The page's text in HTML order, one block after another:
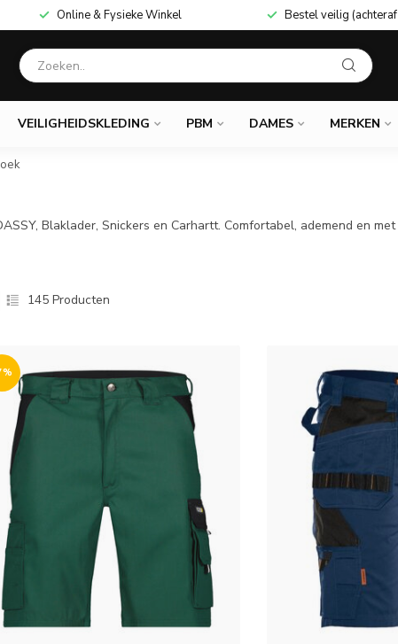
Online & Fysieke Winkel Bestel veilig
VEILIGHEIDSKLEDING PBM DAMES MERKEN
Blaklader, Snickers en Carhartt. Comfortabel, ademend en
145 Producten